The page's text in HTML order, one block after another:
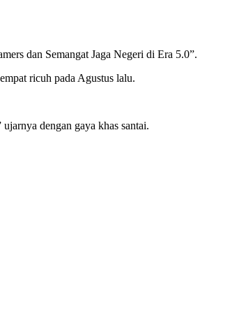
dan Semangat Jaga Negeri di Era 5.0”.
ricuh pada Agustus lalu.
dengan gaya khas santai.